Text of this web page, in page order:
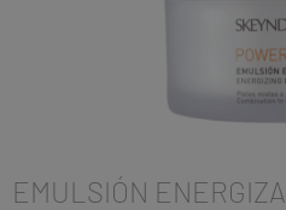
EMULSIÓN